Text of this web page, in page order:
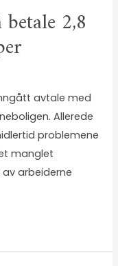
2,8
avtale med
Allerede
problemene
manglet
arbeiderne